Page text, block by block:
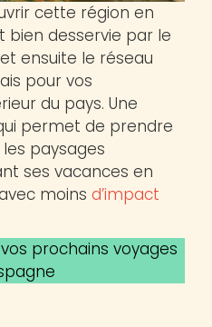
cette région en
bien desservie par le
et ensuite le réseau
pour vos
du pays. Une
permet de prendre
paysages
ses vacances en
moins d’impact
prochains voyages